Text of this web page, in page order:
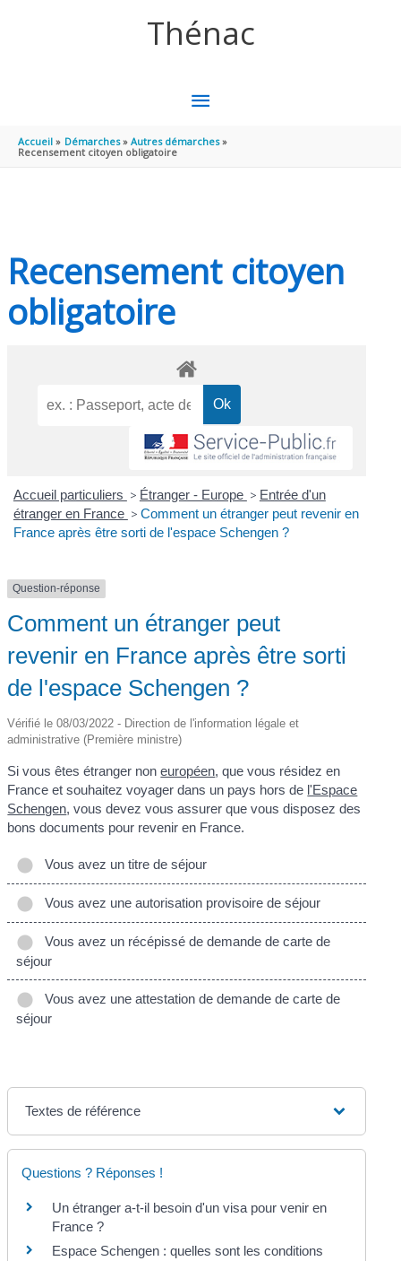
Thénac
MENU
PRINCIPAL
Accueil Démarches
Autres démarches
Recensement citoyen obligatoire
Recensement citoyen
obligatoire
Accueil particuliers > Étranger - Europe > Entrée d'un
étranger en France > Comment un étranger peut revenir en
France après être sorti de l'espace Schengen ?
Question-réponse
Comment un étranger peut
revenir en France après être sorti
de l'espace Schengen ?
Vérifié le 08/03/2022 - Direction de l'information légale et
administrative (Première ministre)
Si vous êtes étranger noneuropéen, que vous résidez en
France et souhaitez voyager dans un pays hors de l'Espace
Schengen, vous devez vous assurer que vous disposez des
bons documents pour revenir en France.
Vous avez un titre de séjour
Vous avez une autorisation provisoire de séjour
Vous avez un récépissé de demande de carte de
séjour
Vous avez une attestation de demande de carte de
séjour
Textes de référence
Questions ? Réponses !
Un étranger a-t-il besoin d'un visa pour venir en
France ?
Espace Schengen : quelles sont les conditions